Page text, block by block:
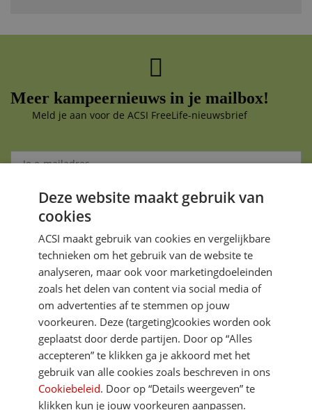
Meer kampeernieuws in je mailbox!
Meld je aan voor de ACSI FreeLife-nieuwsbrief
Aanmelden
Je gegevens zijn veilig en worden niet gedeeld met anderen
DIRECT NAAR
MEER ACSI FREELIFE
Deze website maakt gebruik van
cookies
ACSI maakt gebruik van cookies en vergelijkbare
technieken om het gebruik van de website te
analyseren, maar ook voor marketingdoeleinden
zoals het delen van content via social media of
om advertenties af te stemmen op jouw
voorkeuren. Deze (targeting)cookies worden ook
geplaatst door derde partijen. Door op “Alles
accepteren” te klikken ga je akkoord met het
gebruik van alle cookies zoals beschreven in ons
Cookiebeleid. Door op “Details weergeven” te
klikken kun je jouw voorkeuren aanpassen.